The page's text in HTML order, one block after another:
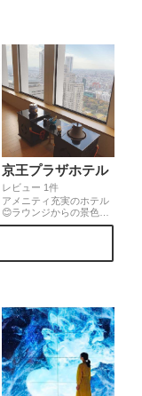
京王プラザホテル
レビュー 1件
アメニティ充実のホテル
😊ラウンジからの景色も
良くて、大満足♪朝食のオ
てないと思うけど、お酒